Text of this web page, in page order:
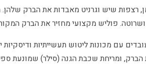
רצפות שיש וגרניט מאבדות את הברק שלהן.
פוליש מקצועי מחזיר את הברק
עם מכונות ליטוש תעשייתיות
הברק, ומריחת שכבת הגנה (סילר) שמונעת